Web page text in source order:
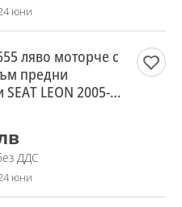
юни
ляво моторче с
предни
SEAT LEON 2005-
ДДС
юни